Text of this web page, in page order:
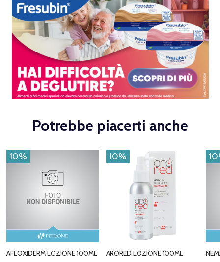
Potrebbe piacerti anche
10%
AFLOXIDERM LOZIONE 100ML
10%
ARORED LOZIONE 100ML